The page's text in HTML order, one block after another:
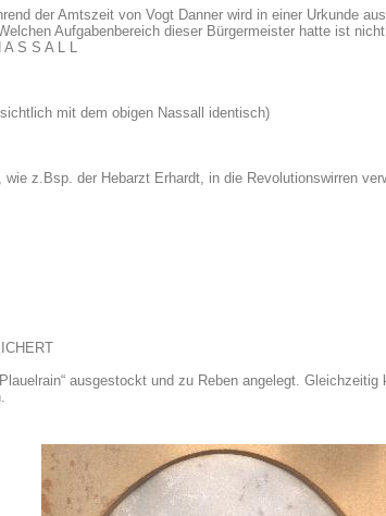
der Amtszeit von Vogt Danner wird in einer Urkunde
Aufgabenbereich dieser Bürgermeister hatte ist
S S A L L
mit dem obigen Nassall identisch)
z.Bsp. der Hebarzt Erhardt, in die Revolutionswirren
ausgestockt und zu Reben angelegt.